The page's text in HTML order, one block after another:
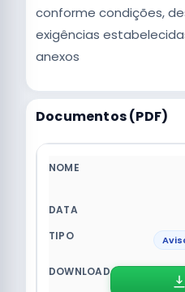
conforme condições,
exigências
anexos
Documentos (PDF)